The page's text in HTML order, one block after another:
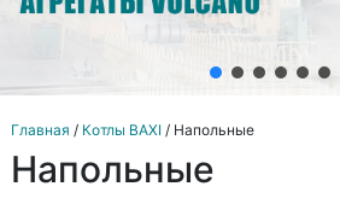
Главная / Котлы BAXI/ Напольные
Напольные